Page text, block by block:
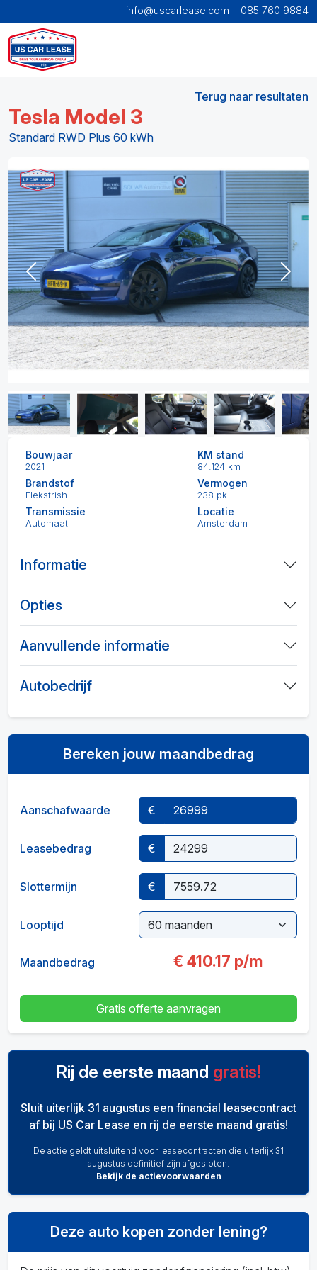
info@uscarlease.com 085 760 9884
Terug naar resultaten
Tesla Model 3
Standard RWD Plus 60 kWh
Previous Next
Bouwjaar
2021
KM stand
84.124 km
Brandstof
Elekstrish
Vermogen
238 pk
Transmissie
Automaat
Locatie
Amsterdam
Informatie
Opties
Aanvullende informatie
Autobedrijf
Bereken jouw maandbedrag
Aanschafwaarde €
Leasebedrag €
Slottermijn €
Looptijd
Maandbedrag € 410.17 p/m
Gratis offerte aanvragen
Rij de eerste maand gratis!
Sluit uiterlijk 31 augustus een financial leasecontract
af bij US Car Lease en rij de eerste maand gratis!
De actie geldt uitsluitend voor leasecontracten die uiterlijk 31
augustus definitief zijn afgesloten.
Bekijk de actievoorwaarden
Deze auto kopen zonder lening?